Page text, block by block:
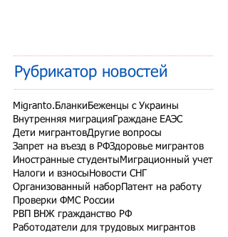
Рубрикатор новостей
Migranto.Бланки Беженцы с Украины
Внутренняя миграция Граждане ЕАЭС
Дети мигрантовДругие вопросы
Запрет на въезд в РФЗдоровье мигрантов
Иностранные студенты Миграционный учет
Налоги и взносы Новости СНГ
Организованный набор Патент на работу
Проверки ФМС России
РВП ВНЖ гражданство РФ
Работодатели для трудовых мигрантов